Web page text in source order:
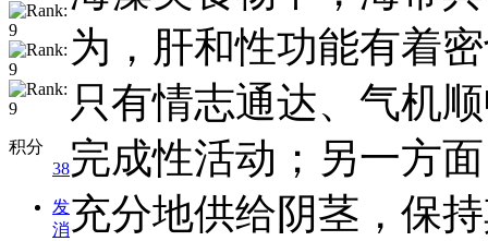
积分
38
发
消
为，肝和性功能有着
只有情志通达、气机
完成性活动；另一方
充分地供给阴茎，保